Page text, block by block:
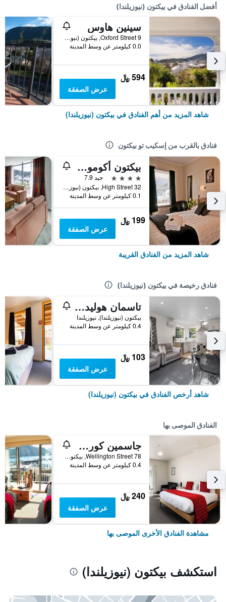
أفضل الفنادق في بيكتون (نيوزيلندا)
سينين هاوس
9 Oxford Street, بيكتون (نيوزيلندا), نيوزيلندا
0.0 كيلومتر عن وسط المدينة
594 ﷼
عرض الصفقة
شاهد المزيد من أهم الفنادق في بيكتون (نيوزيلندا)
فنادق بالقرب من إسكيب تو بيكتون
بيكتون أكوموديشن جايتواي موتل
4 نجوم
جيد 7.9
32 High Street, بيكتون (نيوزيلندا), نيوزيلندا
0.1 كيلومتر عن وسط المدينة
199 ﷼
عرض الصفقة
شاهد المزيد من الفنادق القريبة
فنادق رخيصة في بيكتون (نيوزيلندا)
تاسمان هوليداي باركس - بيكتون
بيكتون (نيوزيلندا), نيوزيلندا
0.4 كيلومتر عن وسط المدينة
103 ﷼
عرض الصفقة
شاهد أرخص الفنادق في بيكتون (نيوزيلندا)
الفنادق الموصى بها
جاسمين كورت موتل
78 Wellington Street, بيكتون (نيوزيلندا), نيوزيلندا
0.4 كيلومتر عن وسط المدينة
240 ﷼
عرض الصفقة
مشاهدة الفنادق الأخرى الموصى بها
استكشف بيكتون (نيوزيلندا)